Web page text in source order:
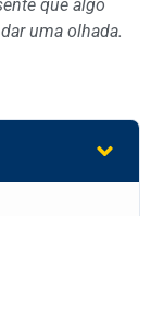
que algo
uma olhada.